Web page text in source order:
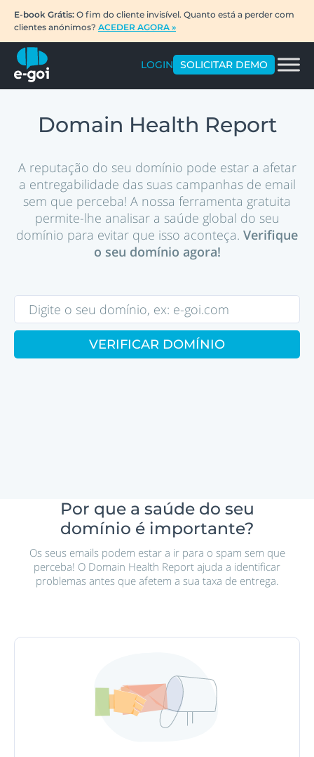
E-book Grátis: O fim do cliente invisível. Quanto está a perder com
clientes anónimos? ACEDER AGORA »
LOGIN SOLICITAR DEMO
Domain Health Report
A reputação do seu domínio pode estar a afetar
a entregabilidade das suas campanhas de email
sem que perceba! A nossa ferramenta gratuita
permite-lhe analisar a saúde global do seu
domínio para evitar que isso aconteça. Verifique
o seu domínio agora!
VERIFICAR DOMÍNIO
Por que a saúde do seu
domínio é importante?
Os seus emails podem estar a ir para o spam sem que
perceba! O Domain Health Report ajuda a identificar
problemas antes que afetem a sua taxa de entrega.